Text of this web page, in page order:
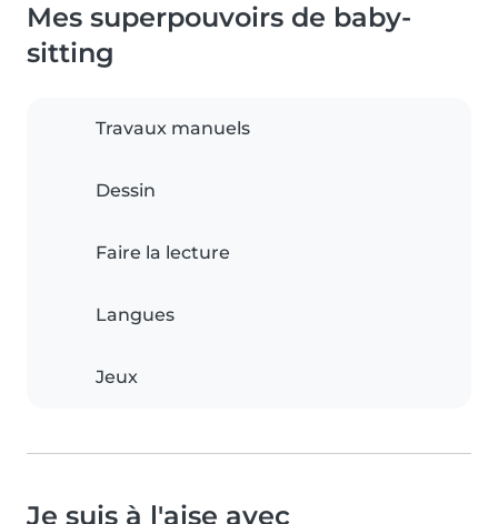
Mes superpouvoirs de baby-
sitting
Travaux manuels
Dessin
Faire la lecture
Langues
Jeux
Je suis à l'aise avec